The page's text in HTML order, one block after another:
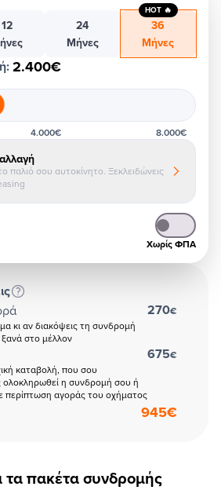
12
24
Μήνες
36
Μήνες
HOT 🔥
:2.400€
4.000€ 8.000€
παλιό σου αυτοκίνητο. Ξεκλειδώνεις
Χωρίς ΦΠΑ
κι αν διακόψεις τη συνδρομή
ξανά στο μέλλον
270€
καταβολή, που σου
ολοκληρωθεί η συνδρομή σου ή
περίπτωση αγοράς του οχήματος
675€
945€
τα πακέτα συνδρομής